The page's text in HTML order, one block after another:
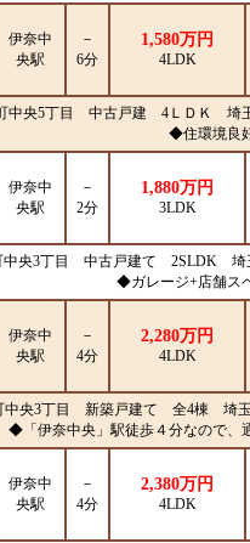
伊奈中
央駅
－
6分
1,580万円
4LDK
中央5丁目 中古戸建 4ＬＤＫ 埼玉
◆住環境良
伊奈中
央駅
－
2分
1,880万円
3LDK
央3丁目 中古戸建て 2SLDK 埼
◆ガレージ+店舗ス
伊奈中
央駅
－
4分
2,280万円
4LDK
央3丁目 新築戸建て 全4棟 埼玉
◆「伊奈中央」駅徒歩４分なので、
伊奈中
央駅
－
4分
2,380万円
4LDK